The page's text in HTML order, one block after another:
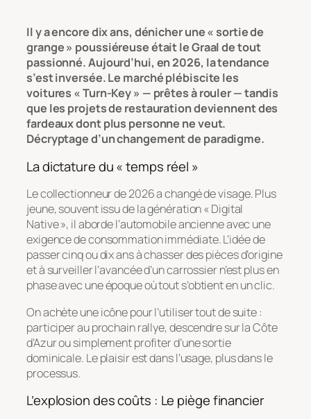
Il y a encore dix ans, dénicher une « sortie de
grange » poussiéreuse était le Graal de tout
passionné. Aujourd’hui, en 2026, la tendance
s’est inversée. Le marché plébiscite les
voitures « Turn-Key » — prêtes à rouler — tandis
que les projets de restauration deviennent des
fardeaux dont plus personne ne veut.
Décryptage d’un changement de paradigme.
La dictature du « temps réel »
Le collectionneur de 2026 a changé de visage. Plus
jeune, souvent issu de la génération « Digital
Native », il aborde l’automobile ancienne avec une
exigence de consommation immédiate. L’idée de
passer cinq ou dix ans à chasser des pièces d’origine
et à surveiller l’avancée d’un carrossier n’est plus en
phase avec une époque où tout s’obtient en un clic.
On achète une icône pour l’utiliser tout de suite :
participer au prochain rallye, descendre sur la Côte
d’Azur ou simplement profiter d’une sortie
dominicale. Le plaisir est dans l’usage, plus dans le
processus.
L’explosion des coûts : Le piège financier